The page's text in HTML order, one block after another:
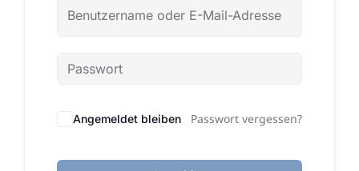
Angemeldet bleiben Passwort vergessen?